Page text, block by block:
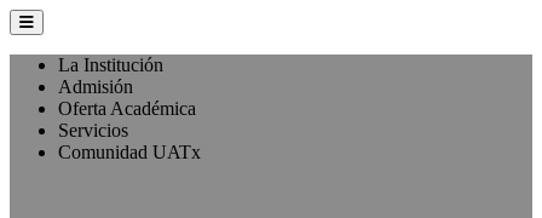
La Institución
Admisión
Oferta Académica
Servicios
Comunidad UATx